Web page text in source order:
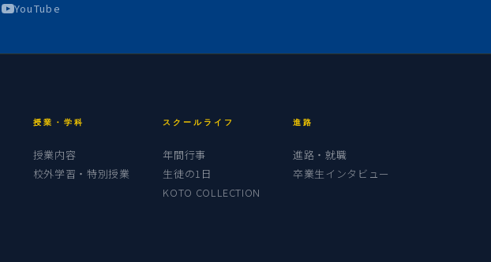
YouTube
授業・学科
授業内容
校外学習・特別授業
スクールライフ
年間行事
生徒の1日
KOTO COLLECTION
進路
進路・就職
卒業生インタビュー